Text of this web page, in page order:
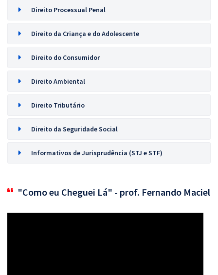
Direito Processual Penal
Direito da Criança e do Adolescente
Direito do Consumidor
Direito Ambiental
Direito Tributário
Direito da Seguridade Social
Informativos de Jurisprudência (STJ e STF)
"Como eu Cheguei Lá" - prof. Fernando Maciel